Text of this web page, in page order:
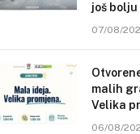
još
07/08/
malih
Velika
06/08/